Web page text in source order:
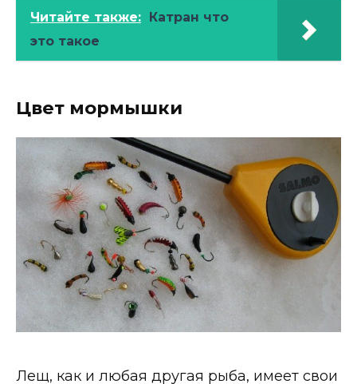
Читайте также: Катран что
это такое
Цвет мормышки
Лещ, как и любая другая рыба, имеет свои